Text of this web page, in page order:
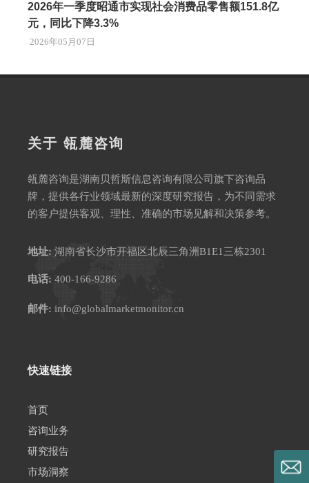
2026年一季度昭通市实现社会消费品零售额151.8亿
元，同比下降3.3%
2026年05月07日
关于 瓴麓咨询
瓴麓咨询是湖南贝哲斯信息咨询有限公司旗下咨询品
牌，提供各行业领域最新的深度研究报告，为不同需求
的客户提供客观、理性、准确的市场见解和决策参考。
地址: 湖南省长沙市开福区北辰三角洲B1E1三栋2301
电话: 400-166-9286
邮件: info@globalmarketmonitor.cn
快速链接
首页
咨询业务
研究报告
市场洞察